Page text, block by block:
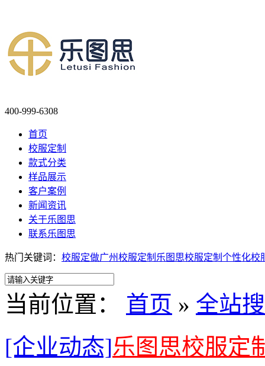
400-999-6308
首页
校服定制
款式分类
样品展示
客户案例
新闻资讯
关于乐图思
联系乐图思
热门关键词： 校服定做广州校服定制 乐图思校服定制 个性化校
当前位置： 首页 » 全站
[企业动态]乐图思校服定